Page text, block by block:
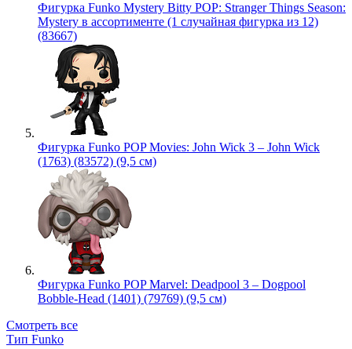
Фигурка Funko Mystery Bitty POP: Stranger Things Season:
Mystery в ассортименте (1 случайная фигурка из 12)
(83667)
Фигурка Funko POP Movies: John Wick 3 – John Wick
(1763) (83572) (9,5 см)
Фигурка Funko POP Marvel: Deadpool 3 – Dogpool
Bobble-Head (1401) (79769) (9,5 см)
Смотреть все
Тип Funko